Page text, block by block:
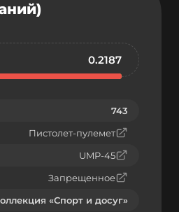
0.2187
743
Пистолет-пулемет
UMP-45
Запрещенное
«Спорт и досуг»